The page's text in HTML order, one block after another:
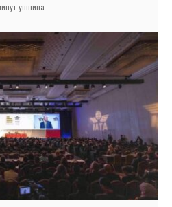
уншина